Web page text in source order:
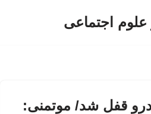
علوم اجتماعی
قفل شد/ موتمنی: